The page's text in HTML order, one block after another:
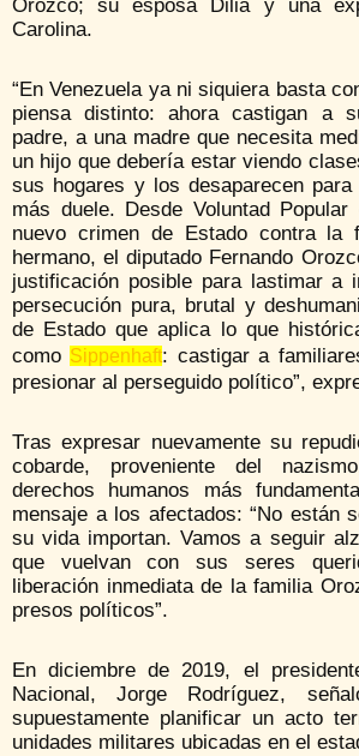
Orozco; su esposa Dilia y una
Carolina.
“En Venezuela ya ni siquiera basta
piensa distinto: ahora castigan a
padre, a una madre que necesita
un hijo que debería estar viendo
sus hogares y los desaparecen para
más duele. Desde Voluntad Popular
nuevo crimen de Estado contra la
hermano, el diputado Fernando
justificación posible para lastimar a
persecución pura, brutal y
de Estado que aplica lo que
como Sippenhaft: castigar a
presionar al perseguido político”,
Tras expresar nuevamente su
cobarde, proveniente del
derechos humanos más
mensaje a los afectados: “No están
su vida importan. Vamos a seguir
que vuelvan con sus seres
liberación inmediata de la familia
presos políticos”.
En diciembre de 2019, el
Nacional, Jorge Rodríguez,
supuestamente planificar un acto
unidades militares ubicadas en el